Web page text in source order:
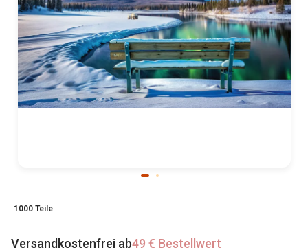
1000 Teile
Versandkostenfrei ab49 € Bestellwert